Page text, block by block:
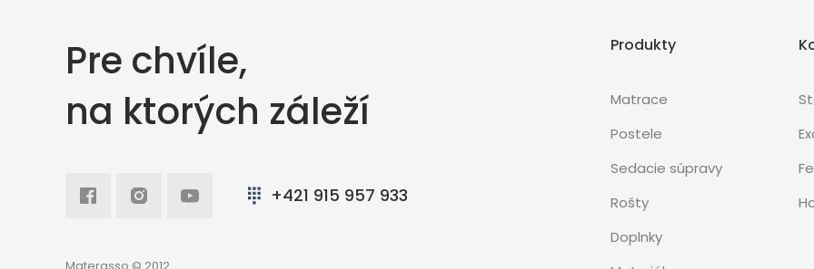
Pre chvíle,
na ktorých záleží
+421 915 957 933
Produkty
Matrace
Postele
Sedacie súpravy
Rošty
Doplnky